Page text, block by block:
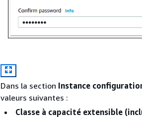
Dans la section Instance
valeurs suivantes :
Classe à capacité extensible